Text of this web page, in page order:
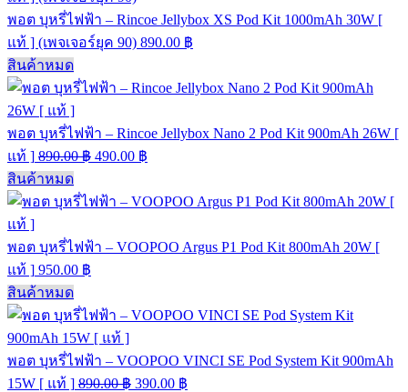
พอต บุหรี่ไฟฟ้า – Rincoe Jellybox XS Pod Kit 1000mAh 30W [
แท้ ] (เพจเจอร์ยุค 90) 890.00 ฿
สินค้าหมด
พอต บุหรี่ไฟฟ้า – Rincoe Jellybox Nano 2 Pod Kit 900mAh 26W [
แท้ ] 890.00฿ 490.00 ฿
สินค้าหมด
พอต บุหรี่ไฟฟ้า – VOOPOO Argus P1 Pod Kit 800mAh 20W [
แท้ ] 950.00 ฿
สินค้าหมด
พอต บุหรี่ไฟฟ้า – VOOPOO VINCI SE Pod System Kit 900mAh
15W [ แท้ ] 890.00฿ 390.00 ฿